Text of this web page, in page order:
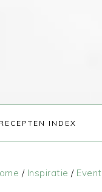
RECEPTEN INDEX
/ Inspiratie /